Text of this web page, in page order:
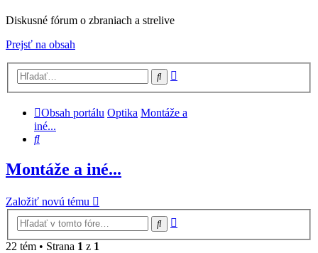
Diskusné fórum o zbraniach a strelive
Prejsť na obsah
Hľadať
Obsah portálu Optika Montáže a
iné...
Hľadať
Montáže a iné...
Založiť novú tému
Hľadať
22 tém • Strana 1 z 1